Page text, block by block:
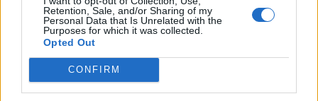
Retention, Sale, and/or Sharing of my
Personal Data that Is Unrelated with the
Purposes for which it was collected.
Opted Out
CONFIRM
Μάγια η Μέλισσα